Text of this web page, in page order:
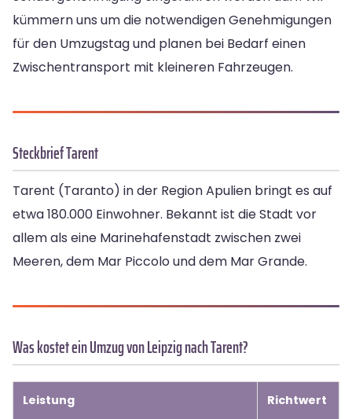
kümmern uns um die notwendigen Genehmigungen
für den Umzugstag und planen bei Bedarf einen
Zwischentransport mit kleineren Fahrzeugen.
Steckbrief Tarent
Tarent (Taranto) in der Region Apulien bringt es auf
etwa 180.000 Einwohner. Bekannt ist die Stadt vor
allem als eine Marinehafenstadt zwischen zwei
Meeren, dem Mar Piccolo und dem Mar Grande.
Was kostet ein Umzug von Leipzig nach Tarent?
Leistung Richtwert